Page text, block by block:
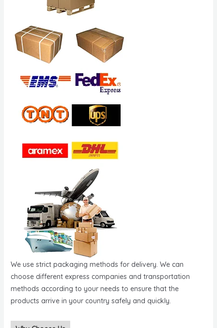
We use strict packaging methods for delivery. We can
choose different express companies and transportation
methods according to your needs to ensure that the
products arrive in your country safely and quickly.